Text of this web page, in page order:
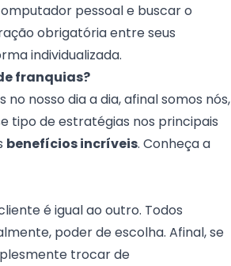
pessoal e buscar o
obrigatória entre seus
individualizada.
franquias?
nosso dia a dia, afinal somos nós,
tipo de estratégias nos principais
benefícios incríveis. Conheça a
é igual ao outro. Todos
poder de escolha. Afinal, se
trocar de